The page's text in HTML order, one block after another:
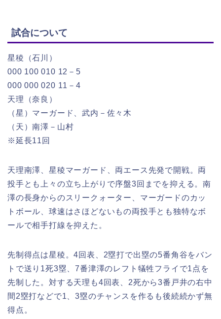
試合について
星稜（石川）
000 100 010 12－5
000 000 020 11－4
天理（奈良）
（星）マーガード、武内－佐々木
（天）南澤－山村
※延長11回
天理南澤、星稜マーガード、両エース先発で開戦。両
投手とも上々の立ち上がりで序盤3回までを抑える。南
澤の長身からのスリークォーター、マーガードのカッ
トボール、球速はさほどないもの両投手とも独特なボ
ールで相手打線を抑えた。
先制得点は星稜。4回表、2塁打で出塁の5番角谷をバン
トで送り1死3塁、7番津澤のレフト犠牲フライで1点を
先制した。対する天理も4回表、2死から3番戸井の右中
間2塁打などで1、3塁のチャンスを作るも後続続かず無
得点。